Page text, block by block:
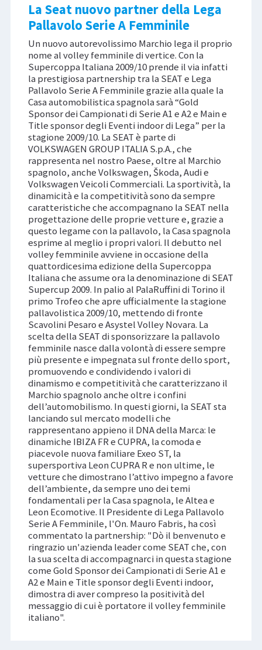
La Seat nuovo partner della Lega
Pallavolo Serie A Femminile
Un nuovo autorevolissimo Marchio lega il proprio
nome al volley femminile di vertice. Con la
Supercoppa Italiana 2009/10 prende il via infatti
la prestigiosa partnership tra la SEAT e Lega
Pallavolo Serie A Femminile grazie alla quale la
Casa automobilistica spagnola sarà “Gold
Sponsor dei Campionati di Serie A1 e A2 e Main e
Title sponsor degli Eventi indoor di Lega” per la
stagione 2009/10. La SEAT è parte di
VOLKSWAGEN GROUP ITALIA S.p.A., che
rappresenta nel nostro Paese, oltre al Marchio
spagnolo, anche Volkswagen, Škoda, Audi e
Volkswagen Veicoli Commerciali. La sportività, la
dinamicità e la competitività sono da sempre
caratteristiche che accompagnano la SEAT nella
progettazione delle proprie vetture e, grazie a
questo legame con la pallavolo, la Casa spagnola
esprime al meglio i propri valori. Il debutto nel
volley femminile avviene in occasione della
quattordicesima edizione della Supercoppa
Italiana che assume ora la denominazione di SEAT
Supercup 2009. In palio al PalaRuffini di Torino il
primo Trofeo che apre ufficialmente la stagione
pallavolistica 2009/10, mettendo di fronte
Scavolini Pesaro e Asystel Volley Novara. La
scelta della SEAT di sponsorizzare la pallavolo
femminile nasce dalla volontà di essere sempre
più presente e impegnata sul fronte dello sport,
promuovendo e condividendo i valori di
dinamismo e competitività che caratterizzano il
Marchio spagnolo anche oltre i confini
dell’automobilismo. In questi giorni, la SEAT sta
lanciando sul mercato modelli che
rappresentano appieno il DNA della Marca: le
dinamiche IBIZA FR e CUPRA, la comoda e
piacevole nuova familiare Exeo ST, la
supersportiva Leon CUPRA R e non ultime, le
vetture che dimostrano l’attivo impegno a favore
dell’ambiente, da sempre uno dei temi
fondamentali per la Casa spagnola, le Altea e
Leon Ecomotive. Il Presidente di Lega Pallavolo
Serie A Femminile, l'On. Mauro Fabris, ha così
commentato la partnership: "Dò il benvenuto e
ringrazio un'azienda leader come SEAT che, con
la sua scelta di accompagnarci in questa stagione
come Gold Sponsor dei Campionati di Serie A1 e
A2 e Main e Title sponsor degli Eventi indoor,
dimostra di aver compreso la positività del
messaggio di cui è portatore il volley femminile
italiano".